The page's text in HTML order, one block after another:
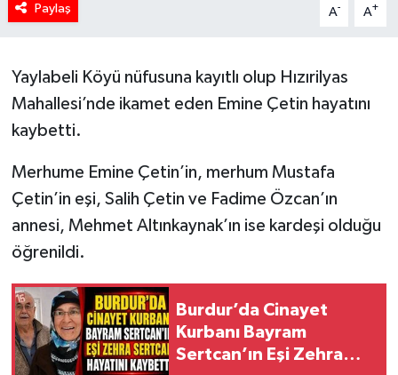
Paylaş A- A+
Yaylabeli Köyü nüfusuna kayıtlı olup Hızırilyas
Mahallesi’nde ikamet eden Emine Çetin hayatını
kaybetti.
Merhume Emine Çetin’in, merhum Mustafa
Çetin’in eşi, Salih Çetin ve Fadime Özcan’ın
annesi, Mehmet Altınkaynak’ın ise kardeşi olduğu
öğrenildi.
Burdur’da Cinayet
Kurbanı Bayram
Sertcan’ın Eşi Zehra